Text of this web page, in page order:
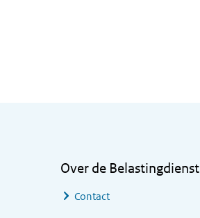
Over de Belastingdienst
Contact